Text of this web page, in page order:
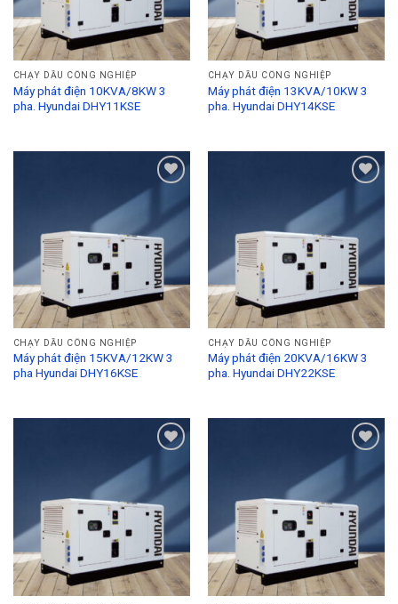
CHẠY DẦU CÔNG NGHIỆP
Máy phát điện 10KVA/8KW 3
pha. Hyundai DHY11KSE
CHẠY DẦU CÔNG NGHIỆP
Máy phát điện 13KVA/10KW 3
pha. Hyundai DHY14KSE
Wishlist
CHẠY DẦU CÔNG NGHIỆP
Máy phát điện 15KVA/12KW 3
pha Hyundai DHY16KSE
Wishlist
CHẠY DẦU CÔNG NGHIỆP
Máy phát điện 20KVA/16KW 3
pha. Hyundai DHY22KSE
Wishlist
Wishlist